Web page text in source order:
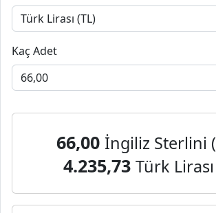
Kaç Adet
66,00 İngiliz Sterlini
4.235,73 Türk